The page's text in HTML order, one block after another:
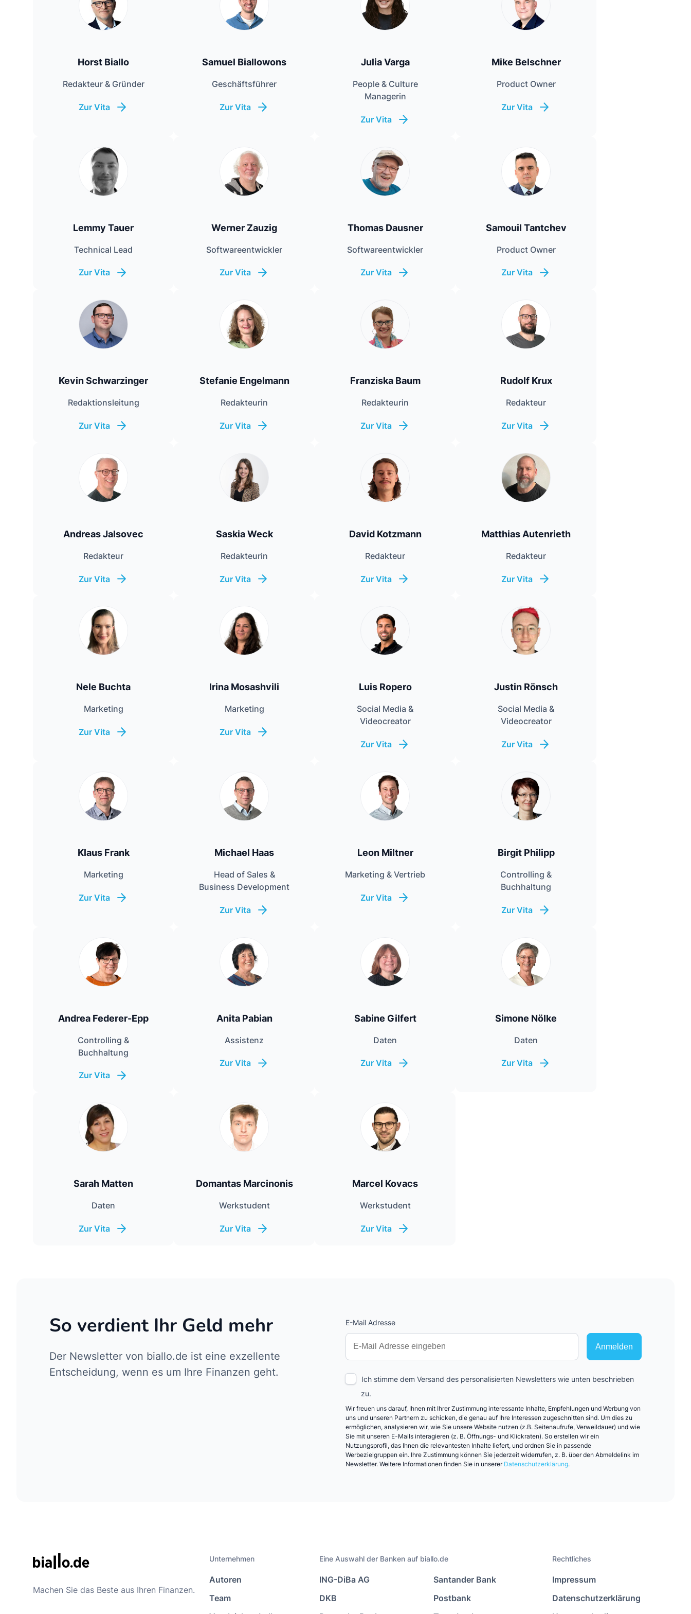
Sichere Geldanlagen
EZB-Leitzins
Horst Biallo
Redakteur & Gründer
Zur Vita
Samuel Biallowons
Geschäftsführer
Zur Vita
Julia Varga
People & Culture
Managerin
Zur Vita
Mike Belschner
Product Owner
Zur Vita
Lemmy Tauer
Technical Lead
Zur Vita
Werner Zauzig
Softwareentwickler
Zur Vita
Thomas Dausner
Softwareentwickler
Zur Vita
Samouil Tantchev
Product Owner
Zur Vita
Kevin Schwarzinger
Redaktionsleitung
Zur Vita
Stefanie Engelmann
Redakteurin
Zur Vita
Franziska Baum
Redakteurin
Zur Vita
Rudolf Krux
Redakteur
Zur Vita
Andreas Jalsovec
Redakteur
Zur Vita
Saskia Weck
Redakteurin
Zur Vita
David Kotzmann
Redakteur
Zur Vita
Matthias Autenrieth
Redakteur
Zur Vita
Nele Buchta
Marketing
Zur Vita
Irina Mosashvili
Marketing
Zur Vita
Luis Ropero
Social Media &
Videocreator
Zur Vita
Justin Rönsch
Social Media &
Videocreator
Zur Vita
Klaus Frank
Marketing
Zur Vita
Michael Haas
Head of Sales &
Business Development
Zur Vita
Leon Miltner
Marketing & Vertrieb
Zur Vita
Birgit Philipp
Controlling &
Buchhaltung
Zur Vita
Andrea Federer-Epp
Controlling &
Buchhaltung
Zur Vita
Anita Pabian
Assistenz
Zur Vita
Sabine Gilfert
Daten
Zur Vita
Simone Nölke
Daten
Zur Vita
Sarah Matten
Daten
Zur Vita
Domantas Marcinonis
Werkstudent
Zur Vita
Marcel Kovacs
Werkstudent
Zur Vita
So verdient Ihr Geld mehr
Der Newsletter von biallo.de ist eine exzellente
Entscheidung, wenn es um Ihre Finanzen geht.
E-Mail Adresse
Interests
Amount
Anmelden
Ich stimme dem Versand des personalisierten Newsletters wie unten beschrieben
zu.
Wir freuen uns darauf, Ihnen mit Ihrer Zustimmung interessante Inhalte, Empfehlungen und Werbung von
uns und unseren Partnern zu schicken, die genau auf Ihre Interessen zugeschnitten sind. Um dies zu
ermöglichen, analysieren wir, wie Sie unsere Website nutzen (z.B. Seitenaufrufe, Verweildauer) und wie
Sie mit unseren E-Mails interagieren (z. B. Öffnungs- und Klickraten). So erstellen wir ein
Nutzungsprofil, das Ihnen die relevantesten Inhalte liefert, und ordnen Sie in passende
Werbezielgruppen ein. Ihre Zustimmung können Sie jederzeit widerrufen, z. B. über den Abmeldelink im
Newsletter. Weitere Informationen finden Sie in unserer Datenschutzerklärung.
Machen Sie das Beste aus Ihren Finanzen.
Unternehmen
Autoren
Team
Eine Auswahl der Banken auf biallo.de
ING-DiBa AG
DKB
Santander Bank
Postbank
Rechtliches
Impressum
Datenschutzerklärung